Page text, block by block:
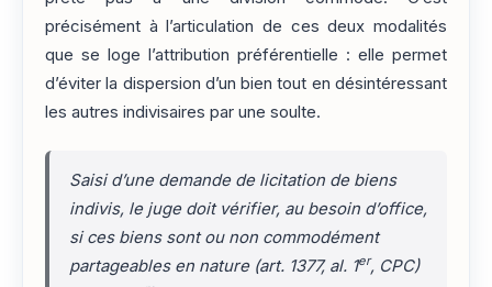
précisément à l’articulation de ces deux modalités
que se loge l’attribution préférentielle : elle permet
d’éviter la dispersion d’un bien tout en désintéressant
les autres indivisaires par une soulte.
Saisi d’une demande de licitation de biens
indivis, le juge doit vérifier, au besoin d’office,
si ces biens sont ou non commodément
partageables en nature (art. 1377, al. 1er, CPC)